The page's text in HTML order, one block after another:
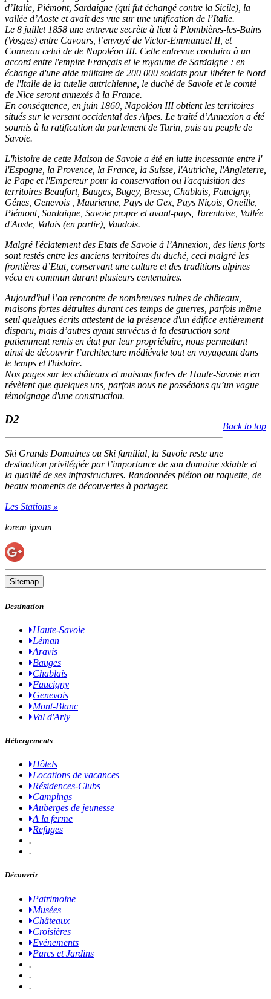
d’Italie, Piémont, Sardaigne (qui fut échangé contre la Sicile), la
vallée d’Aoste et avait des vue sur une unification de l’Italie.
Le 8 juillet 1858 une entrevue secrète à lieu à Plombières-les-Bains
(Vosges) entre Cavours, l’envoyé de Victor-Emmanuel II, et
Conneau celui de de Napoléon III. Cette entrevue conduira à un
accord entre l'empire Français et le royaume de Sardaigne : en
échange d'une aide militaire de 200 000 soldats pour libérer le Nord
de l'Italie de la tutelle autrichienne, le duché de Savoie et le comté
de Nice seront annexés à la France.
En conséquence, en juin 1860, Napoléon III obtient les territoires
situés sur le versant occidental des Alpes. Le traité d’Annexion a été
soumis à la ratification du parlement de Turin, puis au peuple de
Savoie.
L'histoire de cette Maison de Savoie a été en lutte incessante entre l'
l'Espagne, la Provence, la France, la Suisse, l'Autriche, l'Angleterre,
le Pape et l'Empereur pour la conservation ou l'acquisition des
territoires Beaufort, Bauges, Bugey, Bresse, Chablais, Faucigny,
Gênes, Genevois , Maurienne, Pays de Gex, Pays Niçois, Oneille,
Piémont, Sardaigne, Savoie propre et avant-pays, Tarentaise, Vallée
d'Aoste, Valais (en partie), Vaudois.
Malgré l'éclatement des Etats de Savoie à l’Annexion, des liens forts
sont restés entre les anciens territoires du duché, ceci malgré les
frontières d’Etat, conservant une culture et des traditions alpines
vécu en commun durant plusieurs centenaires.
Aujourd'hui l’on rencontre de nombreuses ruines de châteaux,
maisons fortes détruites durant ces temps de guerres, parfois même
seul quelques écrits attestent de la présence d'un édifice entièrement
disparu, mais d’autres ayant survécus à la destruction sont
patiemment remis en état par leur propriétaire, nous permettant
ainsi de découvrir l’architecture médiévale tout en voyageant dans
le temps et l'histoire.
Nos pages sur les châteaux et maisons fortes de Haute-Savoie n'en
révèlent que quelques uns, parfois nous ne possédons qu’un vague
témoignage d'une construction.
Back to top
D2
Ski Grands Domaines ou Ski familial, la Savoie reste une
destination privilégiée par l’importance de son domaine skiable et
la qualité de ses infrastructures. Randonnées piéton ou raquette, de
beaux moments de découvertes à partager.
Les Stations »
lorem ipsum
Sitemap
Destination
Haute-Savoie
Léman
Aravis
Bauges
Chablais
Faucigny
Genevois
Mont-Blanc
Val d'Arly
Hébergements
Hôtels
Locations de vacances
Résidences-Clubs
Campings
Auberges de jeunesse
A la ferme
Refuges
.
.
Découvrir
Patrimoine
Musées
Châteaux
Croisières
Evénements
Parcs et Jardins
.
.
.